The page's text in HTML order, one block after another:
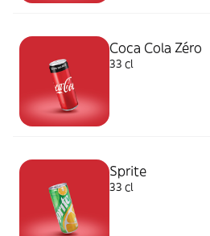
Coca Cola Zéro
33 cl
Sprite
33 cl